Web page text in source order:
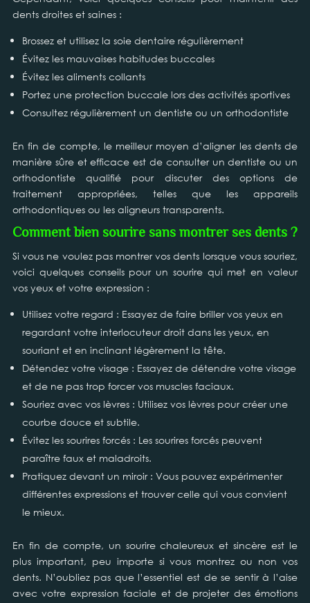
dents droites et saines :
Brossez et utilisez la soie dentaire régulièrement
Évitez les mauvaises habitudes buccales
Évitez les aliments collants
Portez une protection buccale lors des activités sportives
Consultez régulièrement un dentiste ou un orthodontiste
En fin de compte, le meilleur moyen d’aligner les dents de
manière sûre et efficace est de consulter un dentiste ou un
orthodontiste qualifié pour discuter des options de
traitement appropriées, telles que les appareils
orthodontiques ou les aligneurs transparents.
Comment bien sourire sans montrer ses dents ?
Si vous ne voulez pas montrer vos dents lorsque vous souriez,
voici quelques conseils pour un sourire qui met en valeur
vos yeux et votre expression :
Utilisez votre regard : Essayez de faire briller vos yeux en
regardant votre interlocuteur droit dans les yeux, en
souriant et en inclinant légèrement la tête.
Détendez votre visage : Essayez de détendre votre visage
et de ne pas trop forcer vos muscles faciaux.
Souriez avec vos lèvres : Utilisez vos lèvres pour créer une
courbe douce et subtile.
Évitez les sourires forcés : Les sourires forcés peuvent
paraître faux et maladroits.
Pratiquez devant un miroir : Vous pouvez expérimenter
différentes expressions et trouver celle qui vous convient
le mieux.
En fin de compte, un sourire chaleureux et sincère est le
plus important, peu importe si vous montrez ou non vos
dents. N’oubliez pas que l’essentiel est de se sentir à l’aise
avec votre expression faciale et de projeter des émotions